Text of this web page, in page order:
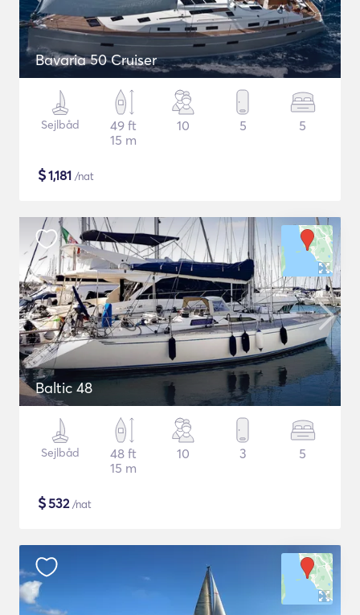
Bavaria 50 Cruiser
Sejlbåd
49 ft
15 m
10 5 5
$1,181 /nat
Baltic 48
Sejlbåd
48 ft
15 m
10 3 5
$532/nat